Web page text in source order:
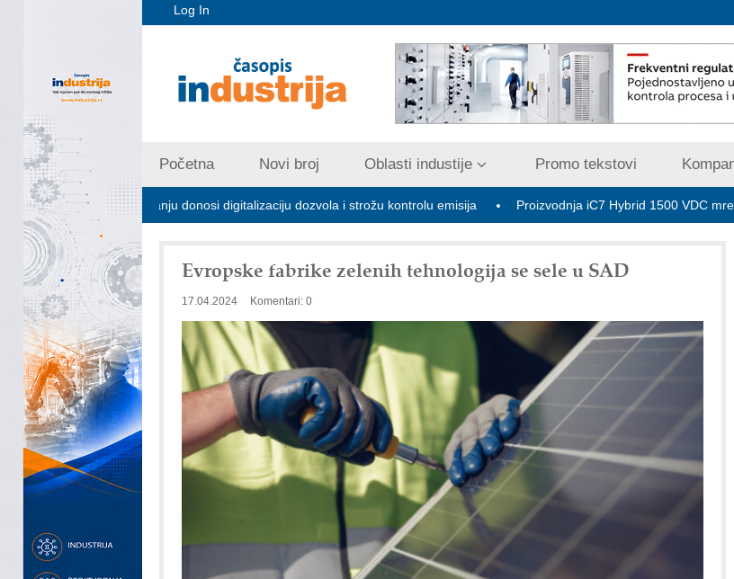
Log In
Početna Novi broj Oblasti industije Promo tekstovi
zagađivanju donosi digitalizaciju dozvola i strožu kontrolu emisija Proizvodnja iC7 Hybrid 1500 VDC mrežnog
Evropske fabrike zelenih tehnologija se sele u SAD
17.04.2024 Komentari: 0